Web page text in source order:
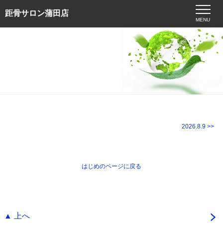
距骨サロン蒲田店
MENU
2026.8.9 >>
はじめのページに戻る
▲ 上へ